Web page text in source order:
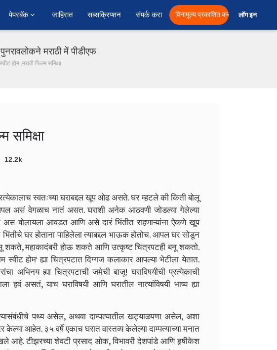
पेपरबॅक जाहिरात सब्सक्रिप्शन संपर्क करा विनामूल्य प्रकाशित करा लॉग इन
मराठी में पीडीएफ
होम..मराठी फिल्म समिक्षा
समिक्षा
12.2k
स्वतःच्या घराबद्दल खूप ओढ असते. घर म्हटले की किती बोलू
असं वेगळाच नातं असत. घराशी अनेक आठवणी जोडल्या गेलेल्या
बोलायला आवडत आणि असे दारं भिंतीत राहणाऱ्यांना ऐकणे खूप
घर होताना पाहिलेला त्याबद्दल भाऊक होतोच. आपल घर सोडून
शकते, महाकादंबरी होऊ शकते आणि उत्कृष्ट चित्रपटही बनू शकतो.
होम' ह्या चित्रपटात दिग्गज कलाकार आपल्या भेटीला येतात.
अभिनय ह्या चित्रपटाची जमेची बाजू! घराविषयीची प्रत्येकाची
हवं असतं, याच घराविषयी आणि घरातील नात्यांविषयी भाष्य ह्या
पथ्य असेल, अथवा दाम्पत्यातील खट्याळपणा असेल, अशा
केल्या आहेत. ३५ वर्षे एकाच घरात वास्तव्य केलेल्या दाम्पत्याच्या मनात
आहे. टीझरच्या शेवटी प्रसाद ओक, विभावरी देशपांडे आणि हृषीकेश